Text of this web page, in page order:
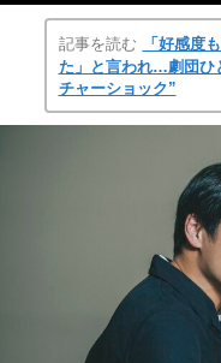
記事を読む
「好感度
た」と言われ…劇団ひ
チャーショック”